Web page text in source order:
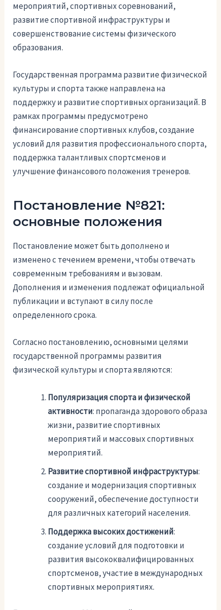
мероприятий, спортивных соревнований,
развитие спортивной инфраструктуры и
совершенствование системы физического
образования.
Государственная программа развитие физической
культуры и спорта также направлена на
поддержку и развитие спортивных организаций. В
рамках программы предусмотрено
финансирование спортивных клубов, создание
условий для развития профессионального спорта,
поддержка талантливых спортсменов и
улучшение финансового положения тренеров.
Постановление №821:
основные положения
Постановление может быть дополнено и
изменено с течением времени, чтобы отвечать
современным требованиям и вызовам.
Дополнения и изменения подлежат официальной
публикации и вступают в силу после
определенного срока.
Согласно постановлению, основными целями
государственной программы развития
физической культуры и спорта являются:
Популяризация спорта и физической
активности: пропаганда здорового образа
жизни, развитие спортивных
мероприятий и массовых спортивных
мероприятий.
Развитие спортивной инфраструктуры:
создание и модернизация спортивных
сооружений, обеспечение доступности
для различных категорий населения.
Поддержка высоких достижений:
создание условий для подготовки и
развития высококвалифицированных
спортсменов, участие в международных
спортивных мероприятиях.